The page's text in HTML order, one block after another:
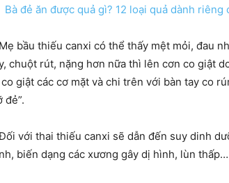
Bà đẻ ăn được quả gì? 12 loại quả dành riêng
bầu thiếu canxi có thể thấy mệt mỏi, đau
chuột rút, nặng hơn nữa thì lên cơn co giật
co giật các cơ mặt và chi trên với bàn tay co
đẻ”.
với thai thiếu canxi sẽ dẫn đến suy dinh
biến dạng các xương gây dị hình, lùn thấp…